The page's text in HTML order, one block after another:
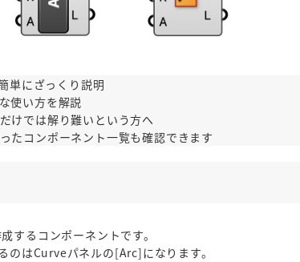
単にざっくり説明
使い方を解説
けでは解り難いという方へ
も確認できます
るコンポーネントです。
はCurveパネルの[Arc]になります。